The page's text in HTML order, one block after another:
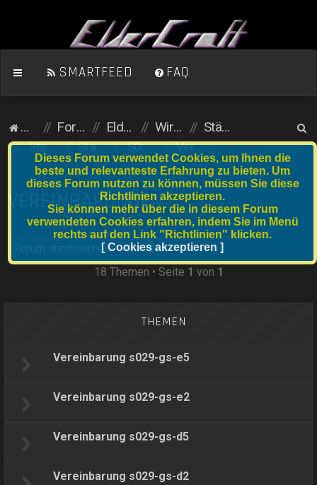
SMARTFEED FAQ
Homepage
Foren-Übersicht ElderCraft (Minecraft) Wirtschaftsserver
Städte und Anfängergrundstücke
Stadtserver
Stadtnummer S021 bis S040 S029 Hellsgate Vereinbarungen
u
VEREINBARUNGEN
SucheErweiterte Suche
18 Themen • Seite 1 von 1
THEMEN
Vereinbarung s029-gs-e5
Vereinbarung s029-gs-e2
Vereinbarung s029-gs-d5
Vereinbarung s029-gs-d2
Dieses Forum verwendet Cookies, um Ihnen die
beste und relevanteste Erfahrung zu bieten. Um
dieses Forum nutzen zu können, müssen Sie diese
Richtlinien akzeptieren.
Sie können mehr über die in diesem Forum
verwendeten Cookies erfahren, indem Sie im Menü
rechts auf den Link "Richtlinien" klicken.
[ Cookies akzeptieren ]